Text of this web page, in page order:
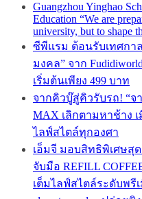
Guangzhou Yinghao
Education “We are
university, but to shape
ซีพีแรม ต้อนรับเทศกา
มงคล” จาก
เริ่มต้นเพียง 499 บาท
จากคิวบู๊สู่คิวรับรถ! “จ
MAX เลิกตามหาช้าง
ไลฟ์สไตล์ทุกองศา
เอ็มจี มอบสิทธิพิเศษสุ
จับมือ REFILL
เต็มไลฟ์สไตล์ระดับพรี